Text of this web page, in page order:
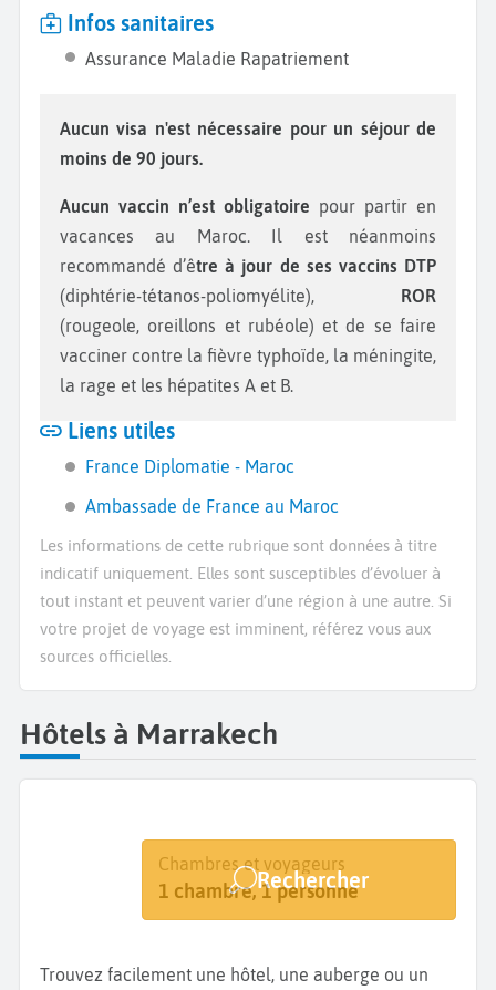
Infos sanitaires
Assurance Maladie Rapatriement
Aucun visa n'est nécessaire pour un séjour de
moins de 90 jours.
Aucun vaccin n’est obligatoire pour partir en
vacances au Maroc. Il est néanmoins
recommandé d’être à jour de ses vaccins DTP
(diphtérie-tétanos-poliomyélite),
ROR
(rougeole, oreillons et rubéole) et de se faire
vacciner contre la fièvre typhoïde, la méningite,
la rage et les hépatites A et B.
Liens utiles
France Diplomatie - Maroc
Ambassade de France au Maroc
Les informations de cette rubrique sont données à titre
indicatif uniquement. Elles sont susceptibles d’évoluer à
tout instant et peuvent varier d’une région à une autre. Si
votre projet de voyage est imminent, référez vous aux
sources officielles.
Hôtels à Marrakech
Destination
Marrakech
Dates
Dates de votre séjour
Chambres et voyageurs
1 chambre, 1 personne
Rechercher
Trouvez facilement une hôtel, une auberge ou un